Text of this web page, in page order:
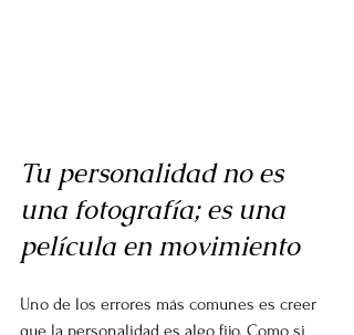
Tu personalidad no es
una fotografía; es una
película en movimiento
Uno de los errores más comunes es creer
que la personalidad es algo fijo. Como si